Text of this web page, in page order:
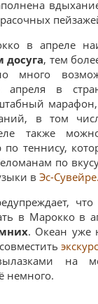
в апреле
, тем
много
апреля в
в том
также
по теннису,
по
в Эс-Сувейре.
в Марокко в
. Океан уже
на
немного.